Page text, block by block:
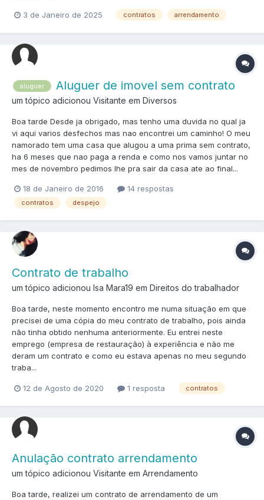
3 de Janeiro de 2025 contratos arrendamento
aluguer Aluguer de imovel sem contrato
um tópico adicionou Visitante em Diversos
Boa tarde Desde ja obrigado, mas tenho uma duvida no qual ja
vi aqui varios desfechos mas nao encontrei um caminho! O meu
namorado tem uma casa que alugou a uma prima sem contrato,
ha 6 meses que nao paga a renda e como nos vamos juntar no
mes de novembro pedimos lhe pra sair da casa ate ao final...
18 de Janeiro de 2016 14 respostas
contratos despejo
Contrato de trabalho
um tópico adicionou Isa Mara19 em Direitos do trabalhador
Boa tarde, neste momento encontro me numa situação em que
precisei de uma cópia do meu contrato de trabalho, pois ainda
não tinha obtido nenhuma anteriormente. Eu entrei neste
emprego (empresa de restauração) à experiência e não me
deram um contrato e como eu estava apenas no meu segundo
traba...
12 de Agosto de 2020 1 resposta contratos
Anulação contrato arrendamento
um tópico adicionou Visitante em Arrendamento
Boa tarde, realizei um contrato de arrendamento de um